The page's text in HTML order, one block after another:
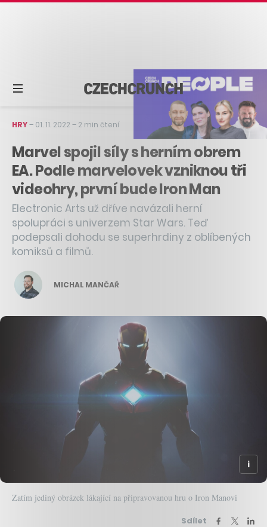
HRY– 01. 11. 2022 – 2 min čtení
Marvel spojil síly s herním obrem
EA. Podle marvelovek vzniknou tři
videohry, první bude Iron Man
Electronic Arts už dříve navázali herní
spolupráci s univerzem Star Wars. Teď
podepsali dohodu se superhrdiny z oblíbených
komiksů a filmů.
MICHAL MANČAŘ
Zatím jediný obrázek lákající na připravovanou hru o Iron Manovi
Sdílet